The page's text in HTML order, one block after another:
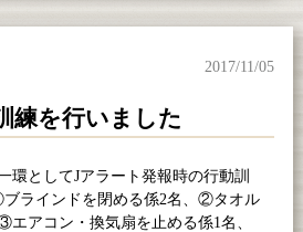
練を行いました
2017/11/05
環としてJアラート発報時の行動訓
ラインドを閉める係2名、②タオル
エアコン・換気扇を止める係1名、